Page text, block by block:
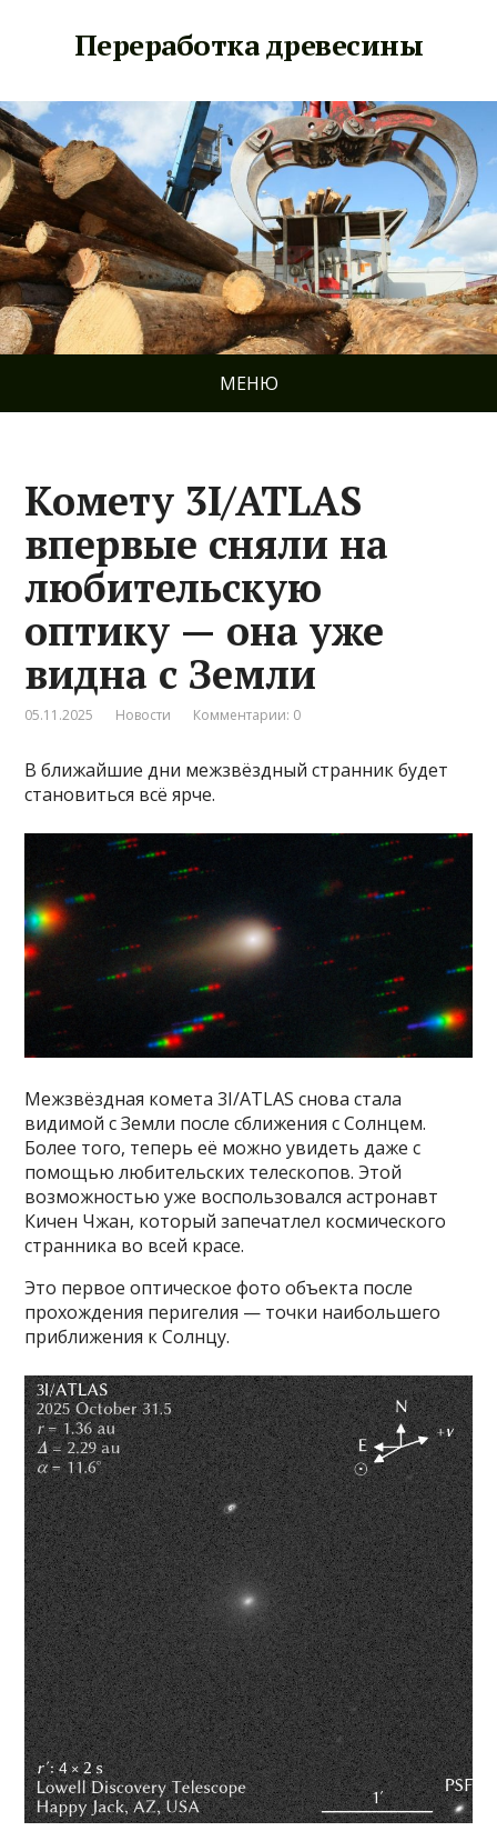
Переработка древесины
МЕНЮ
Комету 3I/ATLAS
впервые сняли на
любительскую
оптику — она уже
видна с Земли
05.11.2025 Новости Комментарии: 0
В ближайшие дни межзвёздный странник будет
становиться всё ярче.
Межзвёздная комета 3I/ATLAS снова стала
видимой с Земли после сближения с Солнцем.
Более того, теперь её можно увидеть даже с
помощью любительских телескопов. Этой
возможностью уже воспользовался астронавт
Кичен Чжан, который запечатлел космического
странника во всей красе.
Это первое оптическое фото объекта после
прохождения перигелия — точки наибольшего
приближения к Солнцу.